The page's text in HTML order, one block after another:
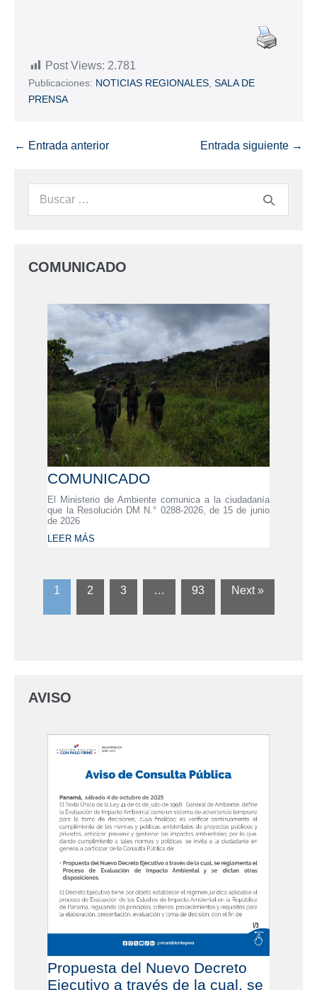
Post Views: 2.781
Publicaciones: NOTICIAS REGIONALES, SALA DE
PRENSA
← Entrada anterior Entrada siguiente →
COMUNICADO
COMUNICADO
El Ministerio de Ambiente comunica a la ciudadanía
que la Resolución DM N.° 0288-2026, de 15 de junio
de 2026
LEER MÁS
1 2 3 … 93 Next »
AVISO
Propuesta del Nuevo Decreto
Ejecutivo a través de la cual, se